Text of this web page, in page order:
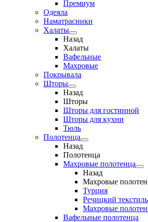
Премиум
Одеяла
Наматрасники
Халаты
Назад
Халаты
Вафельные
Махровые
Покрывала
Шторы
Назад
Шторы
Шторы для гостинной
Шторы для кухни
Тюль
Полотенца
Назад
Полотенца
Махровые полотенца
Назад
Махровые
Турция
Речицкий текстиль
Махровые
Вафельные полотенца